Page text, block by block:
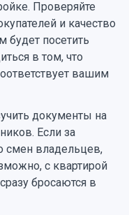
Проверяйте
и качество
посетить
в том, что
вашим
документы на
Если за
смен владельцев,
с квартирой
бросаются в